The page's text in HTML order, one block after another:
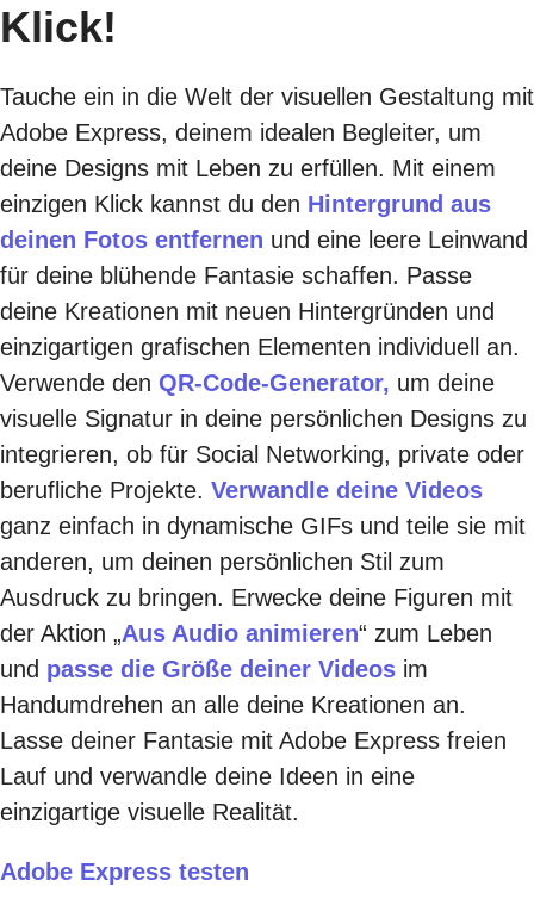
Klick!
Tauche ein in die Welt der visuellen Gestaltung mit
Adobe Express, deinem idealen Begleiter, um
deine Designs mit Leben zu erfüllen. Mit einem
einzigen Klick kannst du den Hintergrund aus
deinen Fotos entfernen und eine leere Leinwand
für deine blühende Fantasie schaffen. Passe
deine Kreationen mit neuen Hintergründen und
einzigartigen grafischen Elementen individuell an.
Verwende den QR-Code-Generator, um deine
visuelle Signatur in deine persönlichen Designs zu
integrieren, ob für Social Networking, private oder
berufliche Projekte. Verwandle deine Videos
ganz einfach in dynamische GIFs und teile sie mit
anderen, um deinen persönlichen Stil zum
Ausdruck zu bringen. Erwecke deine Figuren mit
der Aktion „Aus Audio animieren“ zum Leben
und passe die Größe deiner Videos im
Handumdrehen an alle deine Kreationen an.
Lasse deiner Fantasie mit Adobe Express freien
Lauf und verwandle deine Ideen in eine
einzigartige visuelle Realität.
Adobe Express testen